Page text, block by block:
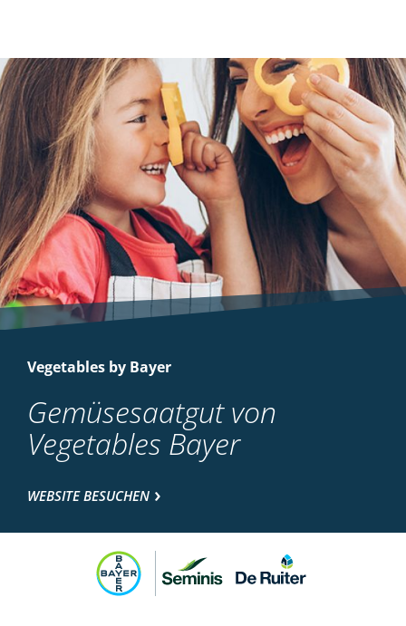
Vegetables by Bayer
Gemüsesaatgut von
Vegetables Bayer
WEBSITE BESUCHEN